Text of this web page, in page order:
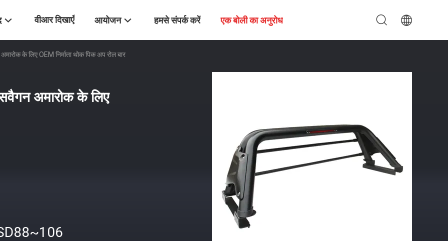
वीआर दिखाएँ आयोजन हमसे संपर्क करें एक बोली का अनुरोध
के लिए OEM निर्माता थोक पिक अप रोल बार
अमारोक के लिए